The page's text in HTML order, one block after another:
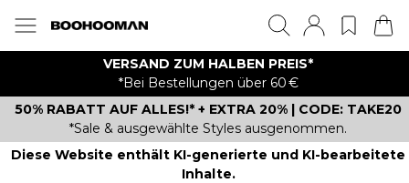
VERSAND ZUM HALBEN PREIS*
*Bei Bestellungen über 60 €
50% RABATT AUF ALLES!* + EXTRA 20% | CODE: TAKE20
*Sale & ausgewählte Styles ausgenommen.
Diese Website enthält KI-generierte und KI-bearbeitete
Inhalte.